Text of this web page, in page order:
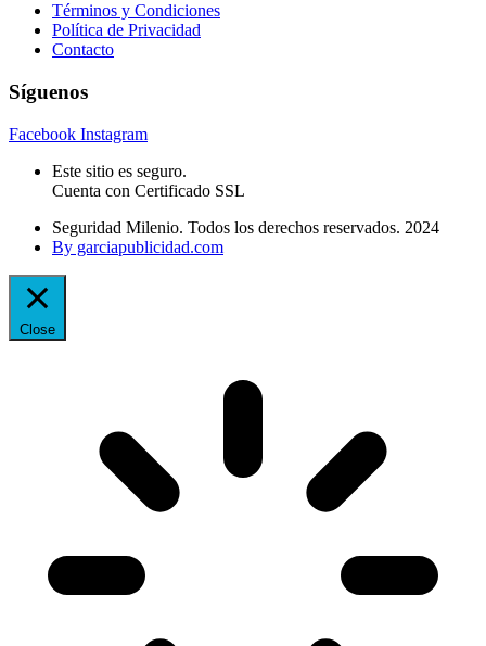
Términos y Condiciones
Política de Privacidad
Contacto
Síguenos
Facebook Instagram
Este sitio es seguro.
Cuenta con Certificado SSL
Seguridad Milenio. Todos los derechos reservados. 2024
By garciapublicidad.com
Close